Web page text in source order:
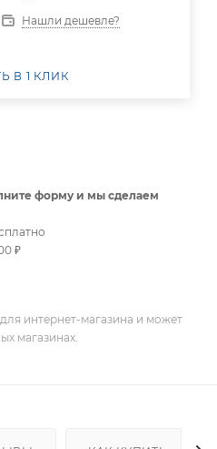
Нашли дешевле?
В 1 КЛИК
форму и мы сделаем
₽
интернет-магазина и может
магазинах.